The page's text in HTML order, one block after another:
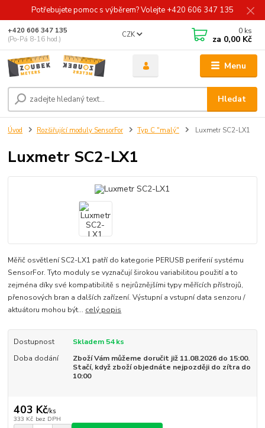
Potřebujete pomoc s výběrem? Volejte +420 606 347 135
Menu
CZK
Hledat
+420 606 347 135
(Po-Pá 8-16 hod.)
0 ks
za 0,00 Kč
Úvod Rozšiřující moduly SensorFor Typ C "malý" Luxmetr SC2-LX1
Luxmetr SC2-LX1
Měřič osvětlení SC2-LX1 patří do kategorie PERUSB periferií systému
SensorFor. Tyto moduly se vyznačují širokou variabilitou použití a to
zejména díky své kompatibilitě s nejrůznějšími typy měřících přístrojů,
přenosových bran a dalších zařízení. Výstupní a vstupní data senzoru /
aktuátoru mohou být... celý popis
Dostupnost
Skladem 54 ks
Doba dodání
Zboží Vám můžeme doručit již 11.08.2026 do 15:00.
Stačí, když zboží objednáte nejpozději do zítra do
10:00
403 Kč/ks
333 Kč bez DPH